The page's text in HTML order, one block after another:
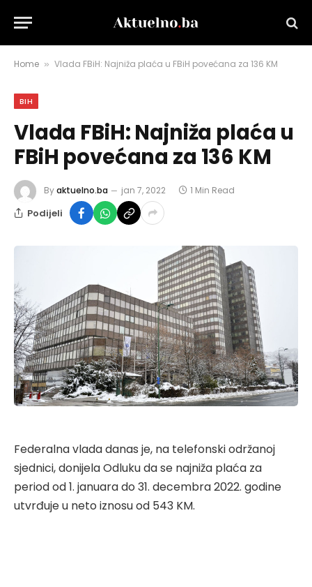
Home » Vlada FBiH: Najniža plaća u FBiH povećana za 136 KM
BIH
Vlada FBiH: Najniža plaća u
FBiH povećana za 136 KM
Byaktuelno.ba jan 7, 2022 1 Min Read
Podijeli
Federalna vlada danas je, na telefonski održanoj
sjednici, donijela Odluku da se najniža plaća za
period od 1. januara do 31. decembra 2022. godine
utvrđuje u neto iznosu od 543 KM.